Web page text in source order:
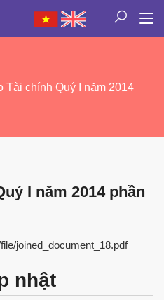
Tài chính Quý I năm 2014
I năm 2014 phần
joined_document_18.pdf
nhật